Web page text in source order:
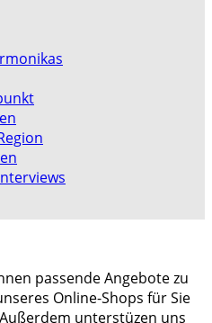
passende Angebote zu
Online-Shops für Sie
unterstüzen uns